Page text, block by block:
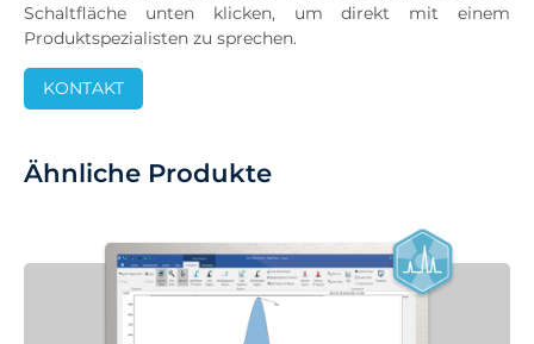
Schaltfläche unten klicken, um direkt mit einem
Produktspezialisten zu sprechen.
KONTAKT
Ähnliche Produkte